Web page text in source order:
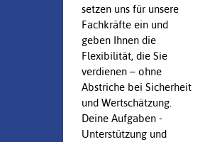
setzen uns für unsere
Fachkräfte ein und
geben Ihnen die
Flexibilität, die Sie
verdienen – ohne
Abstriche bei Sicherheit
und Wertschätzung.
Deine Aufgaben -
Unterstützung und